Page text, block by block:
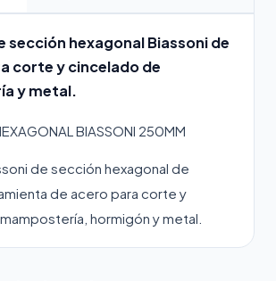
hexagonal Biassoni de
corte y cincelado de
y metal.
BIASSONI 250MM
de sección hexagonal de
de acero para corte y
hormigón y metal.